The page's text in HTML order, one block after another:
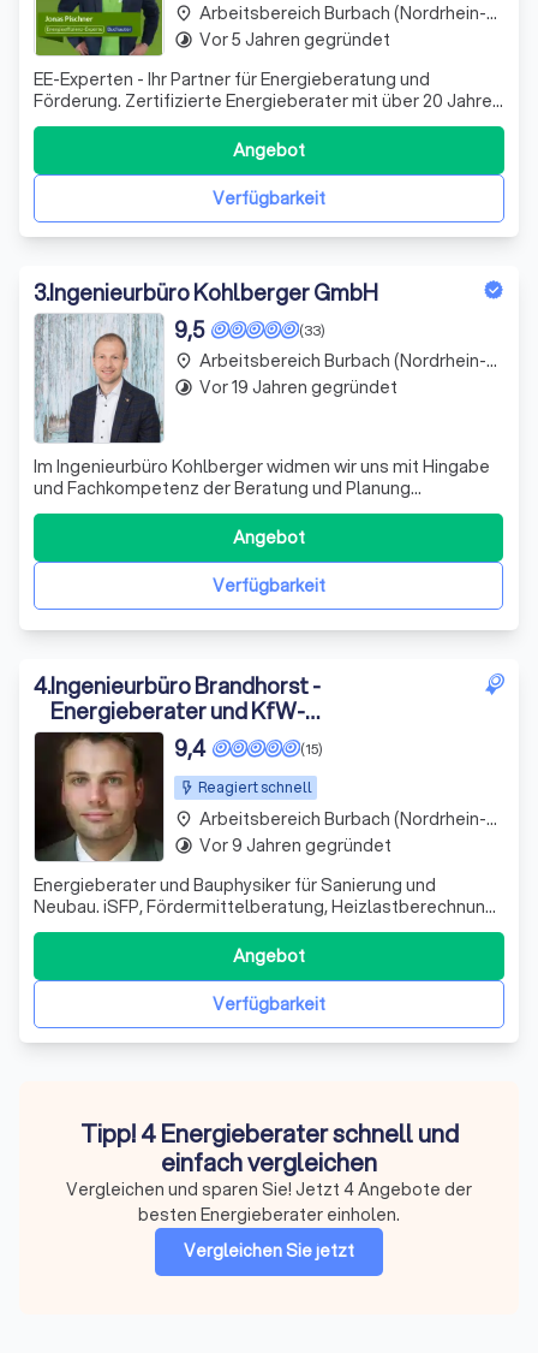
EE-Experten - Ihr Partner für Energieberatung und
Förderung. Zertifizierte Energieberater mit über 20 Jahren
Erfahrung. Wir machen Ihre Sanierung förderfähig,
Verfügbarkeit
Angebot
place Arbeitsbereich Burbach (Nordrhein-Westfalen)
timelapse Vor 5 Jahren gegründet
3.Ingenieurbüro Kohlberger GmbH
(33)
9,5
Im Ingenieurbüro Kohlberger widmen wir uns mit Hingabe
und Fachkompetenz der Beratung und Planung
individueller Eigenheime. Seit unserer Gründung im Jahr
2006 durch Dipl.-Ing. Arne Kohlberger, nach seinem dualen
Studium im Bereich Bauwirtschaft, haben wir uns
kontinuierlich weiterentwickelt und spez
Verfügbarkeit
Angebot
place Arbeitsbereich Burbach (Nordrhein-Westfalen)
timelapse Vor 19 Jahren gegründet
4.Ingenieurbüro Brandhorst -
Energieberater und KfW-
Sachverständiger
Reagiert schnell
(15)
9,4
Energieberater und Bauphysiker für Sanierung und
Neubau. iSFP, Fördermittelberatung, Heizlastberechnung,
hydraulischer Abgleich, Lüftungskonzepte und
Wärmebrückennachweise.
Verfügbarkeit
Angebot
place Arbeitsbereich Burbach (Nordrhein-Westfalen)
timelapse Vor 9 Jahren gegründet
Tipp! 4 Energieberater schnell und
einfach vergleichen
Vergleichen und sparen Sie! Jetzt 4 Angebote der
besten Energieberater einholen.
Vergleichen Sie jetzt